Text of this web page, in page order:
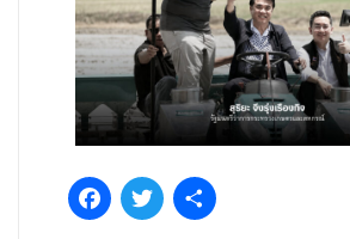
FacebookTwitter